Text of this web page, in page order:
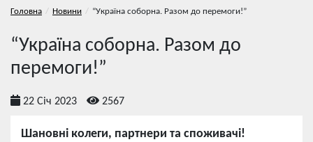
Головна Новини “Україна соборна. Разом до перемоги!”
“Україна соборна. Разом до
перемоги!”
22 Січ 2023 2567
Шановні колеги, партнери та споживачі!